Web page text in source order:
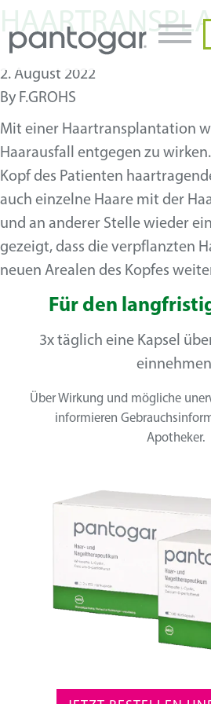
2. August 2022
By F.GROHS
Mit einer Haartransplantation
Haarausfall entgegen zu
Kopf des Patienten
auch einzelne Haare mit der
und an anderer Stelle wieder
gezeigt, dass die verpflanzten
neuen Arealen des Kopfes
Für den
3x täglich eine Kapsel
Über Wirkung und mögliche
informieren
Apotheker.